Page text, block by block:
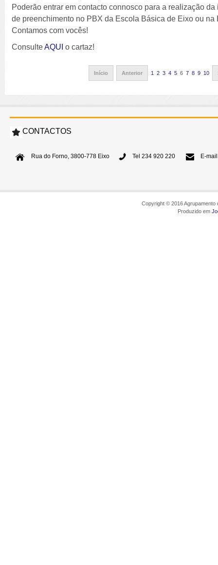
Poderão entrar em contacto connosco para a realização
de preenchimento no PBX da Escola Básica de Eixo ou na
Contamos com vocês!
ConsulteAQUIo cartaz!
Início Anterior 1 2 3 4 5 6 7 8 9 10
CONTACTOS
Rua do Forno, 3800-778 Eixo Tel 234 920 220 E-
Copyright © 2016
Produzido em